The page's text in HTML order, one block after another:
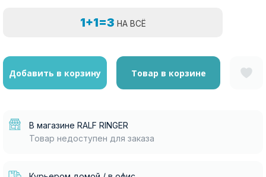
1+1=3 НА ВСЁ
Добавить в корзину Товар в корзине
В магазине RALF RINGER
Товар недоступен для заказа